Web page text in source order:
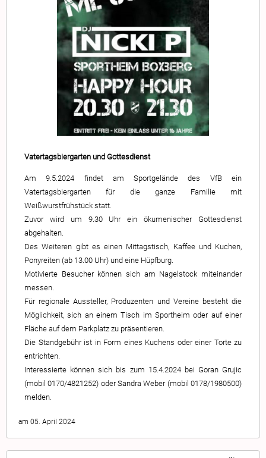
Vatertagsbiergarten und Gottesdienst
Am 9.5.2024 findet am Sportgelände des VfB ein
Vatertagsbiergarten für die ganze Familie mit
Weißwurstfrühstück statt.
Zuvor wird um 9.30 Uhr ein ökumenischer Gottesdienst
abgehalten.
Des Weiteren gibt es einen Mittagstisch, Kaffee und Kuchen,
Ponyreiten (ab 13.00 Uhr) und eine Hüpfburg.
Motivierte Besucher können sich am Nagelstock miteinander
messen.
Für regionale Aussteller, Produzenten und Vereine besteht die
Möglichkeit, sich an einem Tisch im Sportheim oder auf einer
Fläche auf dem Parkplatz zu präsentieren.
Die Standgebühr ist in Form eines Kuchens oder einer Torte zu
entrichten.
Interessierte können sich bis zum 15.4.2024 bei Goran Grujic
(mobil 0170/4821252) oder Sandra Weber (mobil 0178/1980500)
melden.
am 05. April 2024